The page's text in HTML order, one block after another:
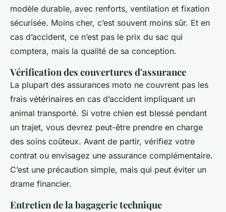
modèle durable, avec renforts, ventilation et fixation
sécurisée. Moins cher, c’est souvent moins sûr. Et en
cas d’accident, ce n’est pas le prix du sac qui
comptera, mais la qualité de sa conception.
Vérification des couvertures d'assurance
La plupart des assurances moto ne couvrent pas les
frais vétérinaires en cas d’accident impliquant un
animal transporté. Si votre chien est blessé pendant
un trajet, vous devrez peut-être prendre en charge
des soins coûteux. Avant de partir, vérifiez votre
contrat ou envisagez une assurance complémentaire.
C’est une précaution simple, mais qui peut éviter un
drame financier.
Entretien de la bagagerie technique